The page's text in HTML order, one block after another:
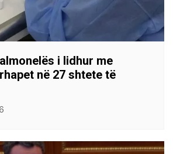
i lidhur me
në 27 shtete të